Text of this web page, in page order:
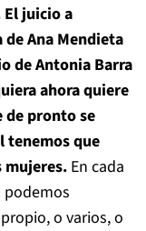
El juicio a
de Ana Mendieta
de Antonia Barra
ahora quiere
de pronto se
tenemos que
mujeres. En cada
podemos
o varios, o